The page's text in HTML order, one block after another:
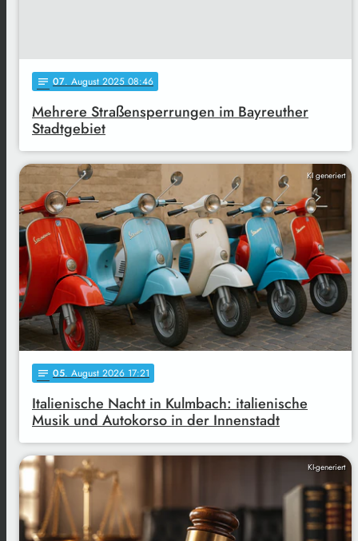
notes 07. August 2025 08:46
Mehrere Straßensperrungen im Bayreuther
Stadtgebiet
KI generiert
notes 05. August 2026 17:21
Italienische Nacht in Kulmbach: italienische
Musik und Autokorso in der Innenstadt
KI-generiert